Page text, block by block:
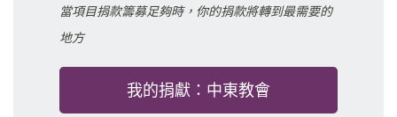
當項目捐款籌募足夠時，你的捐款將轉到最需要的
地方
我的捐獻：中東教會